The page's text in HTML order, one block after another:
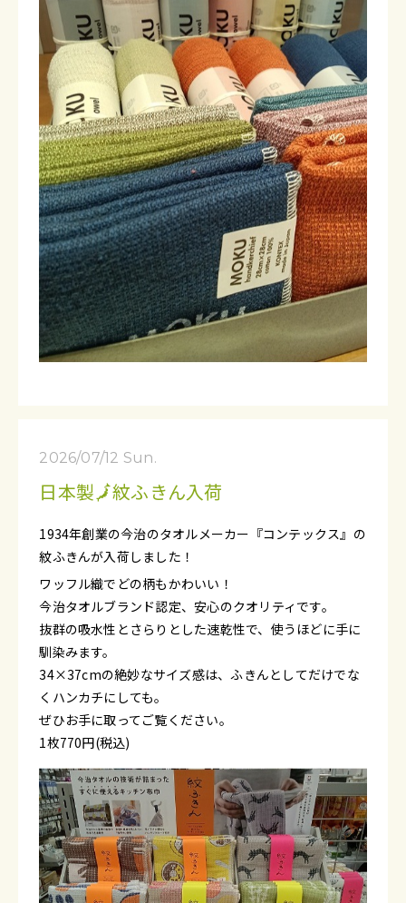
2026/07/12 Sun.
日本製🗾紋ふきん入荷
1934年創業の今治のタオルメーカー『コンテックス』の
紋ふきんが入荷しました！
ワッフル織でどの柄もかわいい！
今治タオルブランド認定、安心のクオリティです。
抜群の吸水性とさらりとした速乾性で、使うほどに手に
馴染みます。
34×37cmの絶妙なサイズ感は、ふきんとしてだけでな
くハンカチにしても。
ぜひお手に取ってご覧ください。
1枚770円(税込)